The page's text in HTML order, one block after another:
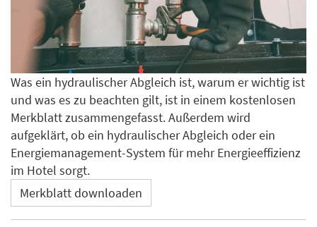
Was ein hydraulischer Abgleich ist, warum er wichtig ist
und was es zu beachten gilt, ist in einem kostenlosen
Merkblatt zusammengefasst. Außerdem wird
aufgeklärt, ob ein hydraulischer Abgleich oder ein
Energiemanagement-System für mehr Energieeffizienz
im Hotel sorgt.
Merkblatt downloaden